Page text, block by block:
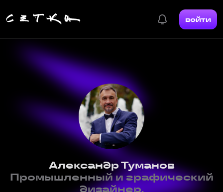
войти
Александр Туманов
Промышленный и графический
дизайнер.